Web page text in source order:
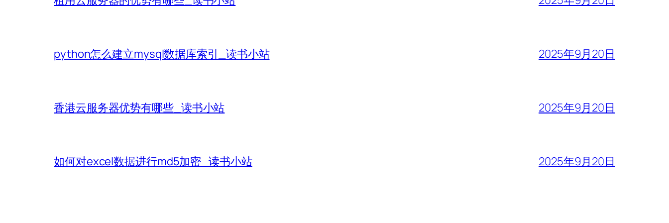
python怎么建立mysql数据库索引_读书小站 2025年9月20日
香港云服务器优势有哪些_读书小站 2025年9月20日
如何对excel数据进行md5加密_读书小站 2025年9月20日